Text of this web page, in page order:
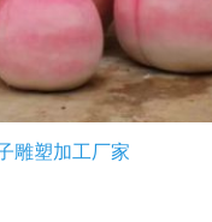
雕塑加工厂家